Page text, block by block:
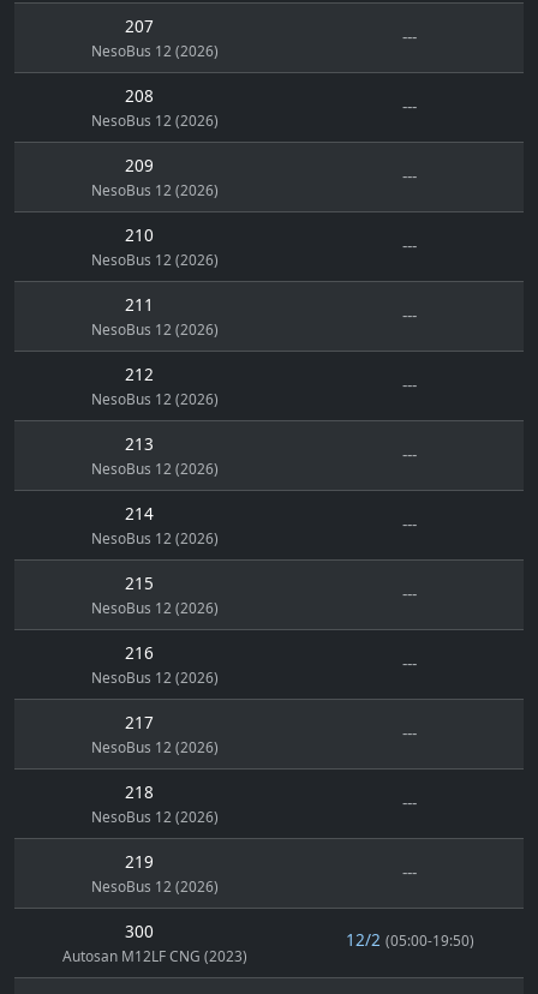
207
NesoBus 12 (2026)
---
208
NesoBus 12 (2026)
---
209
NesoBus 12 (2026)
---
210
NesoBus 12 (2026)
---
211
NesoBus 12 (2026)
---
212
NesoBus 12 (2026)
---
213
NesoBus 12 (2026)
---
214
NesoBus 12 (2026)
---
215
NesoBus 12 (2026)
---
216
NesoBus 12 (2026)
---
217
NesoBus 12 (2026)
---
218
NesoBus 12 (2026)
---
219
NesoBus 12 (2026)
---
300
Autosan M12LF CNG (2023)
12/2 (05:00-19:50)